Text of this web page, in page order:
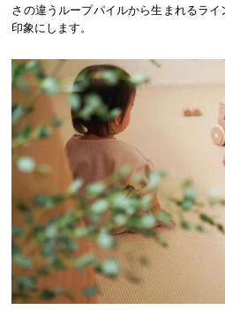
さの違うループパイルから生まれるラ
印象にします。